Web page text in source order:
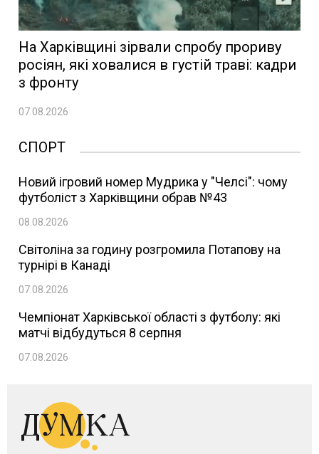
На Харківщині зірвали спробу прориву
росіян, які ховалися в густій траві: кадри
з фронту
07.08.2026
СПОРТ
Новий ігровий номер Мудрика у "Челсі": чому
футболіст з Харківщини обрав №43
08.08.2026
Світоліна за годину розгромила Потапову на
турнірі в Канаді
07.08.2026
Чемпіонат Харківської області з футболу: які
матчі відбудуться 8 серпня
07.08.2026